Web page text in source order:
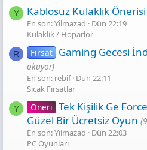
Y Kablosuz Kulaklık Önerisi
En son: Yilmazad
Dün 22:19
Kulaklık / Hoparlör
R Fırsat Gaming Gecesi̇
okuyor)
En son: rebif Dün 22:11
Sıcak Fırsatlar
Y Öneri Tek Kişilik Ge
Güzel Bir Ücretsiz Oyun
En son: Yilmazad
Dün 22:03
PC Oyunları